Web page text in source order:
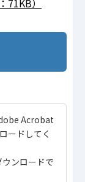
）
Acrobat
ードしてく
ンロードで